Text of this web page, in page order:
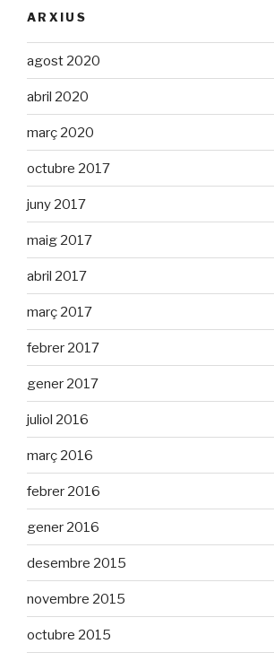
ARXIUS
agost 2020
abril 2020
març 2020
octubre 2017
juny 2017
maig 2017
abril 2017
març 2017
febrer 2017
gener 2017
juliol 2016
març 2016
febrer 2016
gener 2016
desembre 2015
novembre 2015
octubre 2015